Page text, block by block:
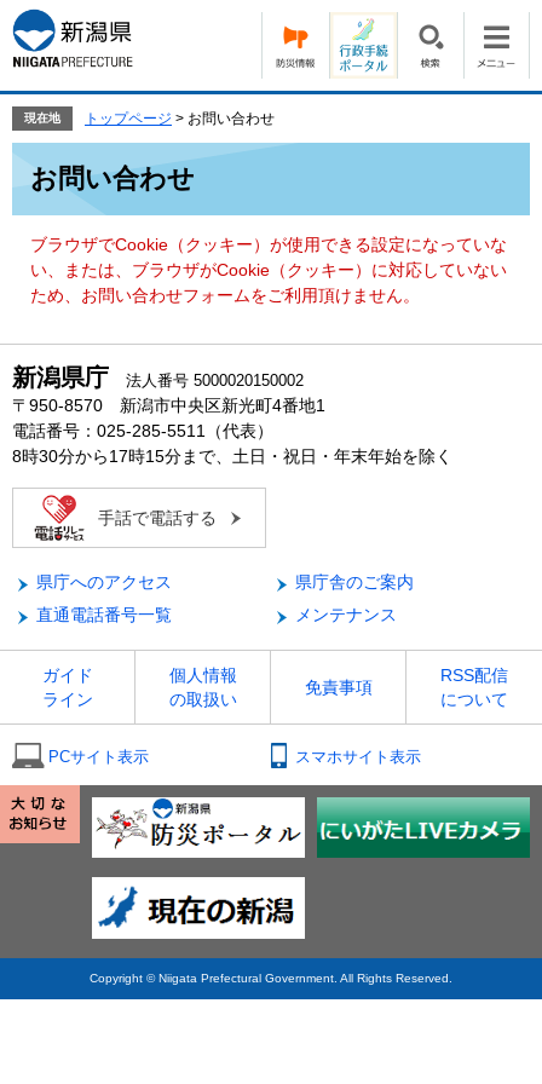
ー
ジ
の
頭
す。
ニ
ュ
ー
飛
て
現在地 トップページ > お問い合わせ
お問い合わせ
ブラウザでCookie（クッキー）が使用できる設定になっていな
い、または、ブラウザがCookie（クッキー）に対応していない
ため、お問い合わせフォームをご利用頂けません。
新潟県庁 法人番号 5000020150002
〒950-8570 新潟市中央区新光町4番地1
電話番号：025-285-5511（代表）
8時30分から17時15分まで、土日・祝日・年末年始を除く
手話で電話する
県庁へのアクセス
県庁舎のご案内
直通電話番号一覧
メンテナンス
ガイド
ライン
個人情報
の取扱い
免責事項
RSS配信
について
PCサイト表示 スマホサイト表示
Copyright © Niigata Prefectural Government. All Rights Reserved.